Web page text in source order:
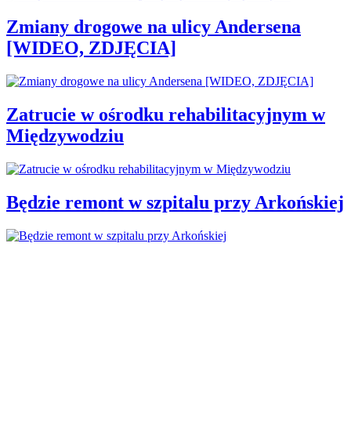
Zmiany drogowe na ulicy Andersena
[WIDEO, ZDJĘCIA]
Zatrucie w ośrodku rehabilitacyjnym w
Międzywodziu
Będzie remont w szpitalu przy Arkońskiej